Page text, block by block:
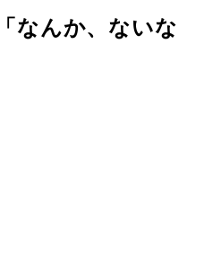
なんか、ないな